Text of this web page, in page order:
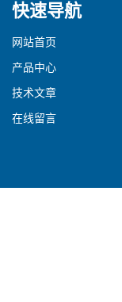
快速导航
网站首页
产品中心
技术文章
在线留言